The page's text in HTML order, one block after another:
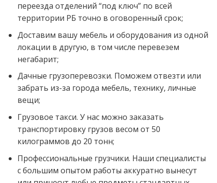
переезда отделений “под ключ” по всей
территории РБ точно в оговоренный срок;
Доставим вашу мебель и оборудования из одной
локации в другую, в том числе перевезем
негабарит;
Дачные грузоперевозки. Поможем отвезти или
забрать из-за города мебель, технику, личные
вещи;
Грузовое такси. У нас можно заказать
транспортировку грузов весом от 50
килограммов до 20 тонн;
Профессиональные грузчики. Наши специалисты
с большим опытом работы аккуратно вынесут